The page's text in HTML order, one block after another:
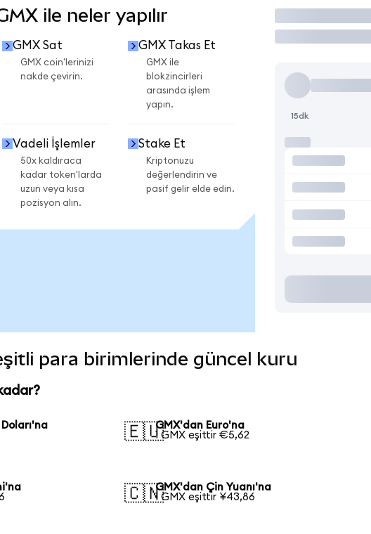
ile neler yapılır
GMX Sat
GMX coin'lerinizi
nakde çevirin.
GMX Takas Et
GMX ile
blokzincirleri
arasında işlem
yapın.
Vadeli İşlemler
50x kaldıraca
kadar token'larda
uzun veya kısa
pozisyon alın.
Stake Et
Kriptonuzu
değerlendirin ve
pasif gelir elde edin.
İşlem Yap
15dk
para birimlerinde güncel kuru
🇪🇺GMX'dan Euro'na
1 GMX eşittir €5,62
🇨🇳GMX'dan Çin Yuanı'na
1 GMX eşittir ¥43,86